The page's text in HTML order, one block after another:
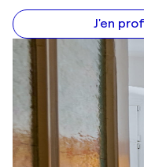
J'en